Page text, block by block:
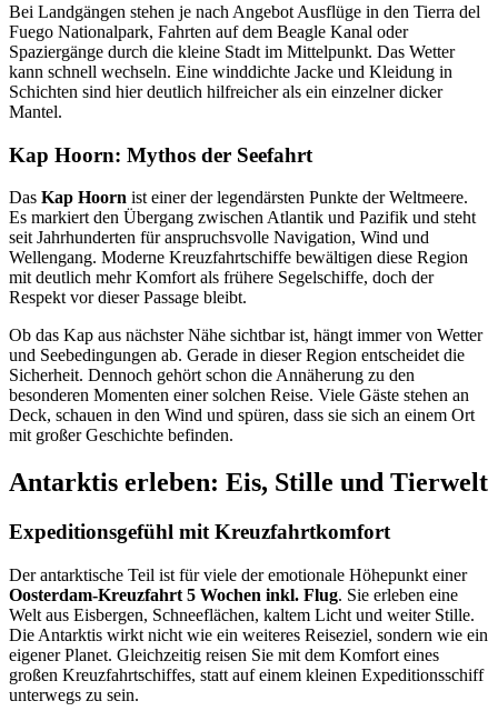
Bei Landgängen stehen je nach Angebot Ausflüge in den Tierra del
Fuego Nationalpark, Fahrten auf dem Beagle Kanal oder
Spaziergänge durch die kleine Stadt im Mittelpunkt. Das Wetter
kann schnell wechseln. Eine winddichte Jacke und Kleidung in
Schichten sind hier deutlich hilfreicher als ein einzelner dicker
Mantel.
Kap Hoorn: Mythos der Seefahrt
Das Kap Hoorn ist einer der legendärsten Punkte der Weltmeere.
Es markiert den Übergang zwischen Atlantik und Pazifik und steht
seit Jahrhunderten für anspruchsvolle Navigation, Wind und
Wellengang. Moderne Kreuzfahrtschiffe bewältigen diese Region
mit deutlich mehr Komfort als frühere Segelschiffe, doch der
Respekt vor dieser Passage bleibt.
Ob das Kap aus nächster Nähe sichtbar ist, hängt immer von Wetter
und Seebedingungen ab. Gerade in dieser Region entscheidet die
Sicherheit. Dennoch gehört schon die Annäherung zu den
besonderen Momenten einer solchen Reise. Viele Gäste stehen an
Deck, schauen in den Wind und spüren, dass sie sich an einem Ort
mit großer Geschichte befinden.
Antarktis erleben: Eis, Stille und Tierwelt
Expeditionsgefühl mit Kreuzfahrtkomfort
Der antarktische Teil ist für viele der emotionale Höhepunkt einer
Oosterdam-Kreuzfahrt 5 Wochen inkl. Flug. Sie erleben eine
Welt aus Eisbergen, Schneeflächen, kaltem Licht und weiter Stille.
Die Antarktis wirkt nicht wie ein weiteres Reiseziel, sondern wie ein
eigener Planet. Gleichzeitig reisen Sie mit dem Komfort eines
großen Kreuzfahrtschiffes, statt auf einem kleinen Expeditionsschiff
unterwegs zu sein.